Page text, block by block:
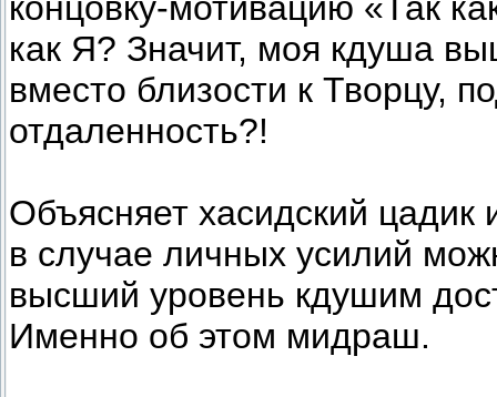
концовку-мотивацию «Так
как Я? Значит, моя кдуша
вместо близости к Творцу,
отдаленность?!
Объясняет хасидский
в случае личных усилий
высший уровень кдушим
Именно об этом мидраш.